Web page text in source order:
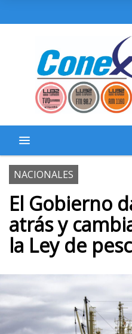
NACIONALES
El Gobierno
atrás y
la Ley de